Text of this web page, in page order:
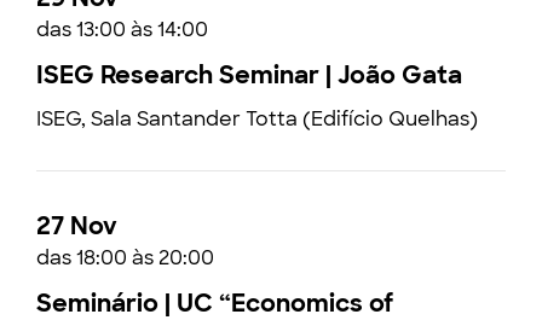
das 13:00 às 14:00
ISEG Research Seminar | João Gata
ISEG, Sala Santander Totta (Edifício Quelhas)
27 Nov
das 18:00 às 20:00
Seminário | UC “Economics of